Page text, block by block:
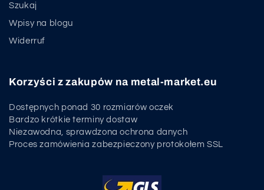
Szukaj
Wpisy na blogu
Widerruf
Korzyści z zakupów na metal-market.eu
Dostępnych ponad 30 rozmiarów oczek
Bardzo krótkie terminy dostaw
Niezawodna, sprawdzona ochrona danych
Proces zamówienia zabezpieczony protokołem SSL